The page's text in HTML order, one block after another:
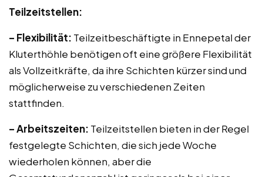
Teilzeitstellen:
– Flexibilität: Teilzeitbeschäftigte in Ennepetal der
Kluterthöhle benötigen oft eine größere Flexibilität
als Vollzeitkräfte, da ihre Schichten kürzer sind und
möglicherweise zu verschiedenen Zeiten
stattfinden.
– Arbeitszeiten: Teilzeitstellen bieten in der Regel
festgelegte Schichten, die sich jede Woche
wiederholen können, aber die